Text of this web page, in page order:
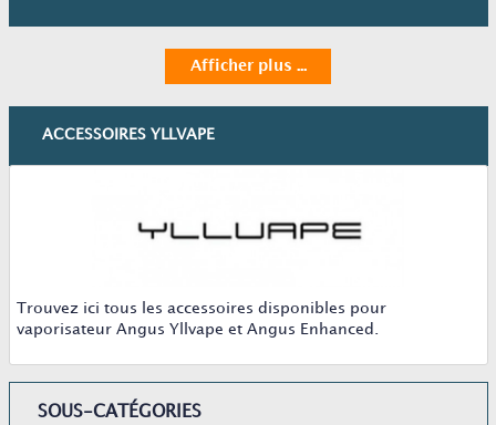
Afficher plus ...
ACCESSOIRES YLLVAPE
Trouvez ici tous les accessoires disponibles pour
vaporisateur Angus Yllvape et Angus Enhanced.
SOUS-CATÉGORIES